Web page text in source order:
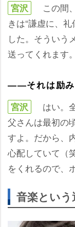
宮沢
この間
きは“謙虚に、
した。そういう
送ってくれます。
――それは励み
宮沢
はい。
父さんは最初の
すよ。だから、
心配していて（
をくれるので、
音楽とい